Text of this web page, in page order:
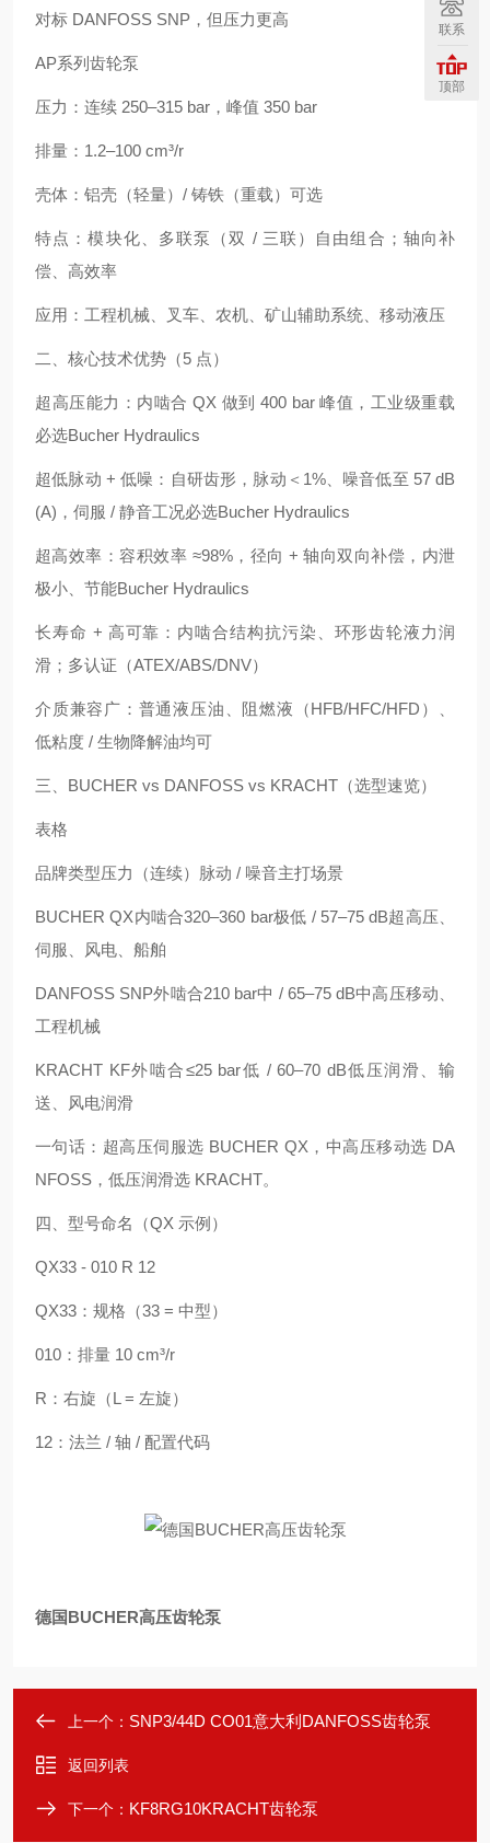
对标 DANFOSS SNP，但压力更高
AP系列齿轮泵
压力：连续 250–315 bar，峰值 350 bar
排量：1.2–100 cm³/r
壳体：铝壳（轻量）/ 铸铁（重载）可选
特点：模块化、多联泵（双 / 三联）自由组合；轴向补
偿、高效率
应用：工程机械、叉车、农机、矿山辅助系统、移动液压
二、核心技术优势（5 点）
超高压能力：内啮合 QX 做到 400 bar 峰值，工业级重载
必选Bucher Hydraulics
超低脉动 + 低噪：自研齿形，脉动＜1%、噪音低至 57 dB
(A)，伺服 / 静音工况必选Bucher Hydraulics
超高效率：容积效率 ≈98%，径向 + 轴向双向补偿，内泄
极小、节能Bucher Hydraulics
长寿命 + 高可靠：内啮合结构抗污染、环形齿轮液力润
滑；多认证（ATEX/ABS/DNV）
介质兼容广：普通液压油、阻燃液（HFB/HFC/HFD）、
低粘度 / 生物降解油均可
三、BUCHER vs DANFOSS vs KRACHT（选型速览）
表格
品牌类型压力（连续） 脉动 / 噪音主打场景
BUCHER QX内啮合320–360 bar极低 / 57–75 dB超高压、
伺服、风电、船舶
DANFOSS SNP外啮合210 bar中 / 65–75 dB中高压移动、
工程机械
KRACHT KF外啮合≤25 bar低 / 60–70 dB低压润滑、输
送、风电润滑
一句话：超高压伺服选 BUCHER QX，中高压移动选 DA
NFOSS，低压润滑选 KRACHT。
四、型号命名（QX 示例）
QX33 - 010 R 12
QX33：规格（33 = 中型）
010：排量 10 cm³/r
R：右旋（L = 左旋）
12：法兰 / 轴 / 配置代码
德国BUCHER高压齿轮泵
上一个： SNP3/44D CO01意大利DANFOSS齿轮泵
返回列表
下一个： KF8RG10KRACHT齿轮泵
联系
顶部